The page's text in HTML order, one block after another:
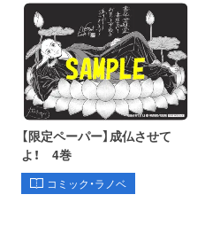
【限定ペーパー】成仏させて
よ！ 4巻
コミック・ラノベ